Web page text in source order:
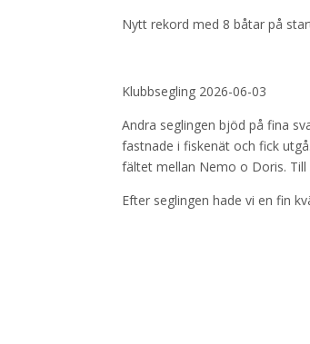
Nytt rekord med 8 båtar på
Klubbsegling 2026-06-03
Andra seglingen bjöd på fina
fastnade i fiskenät och fick
fältet mellan Nemo o Doris.
Efter seglingen hade vi en fin